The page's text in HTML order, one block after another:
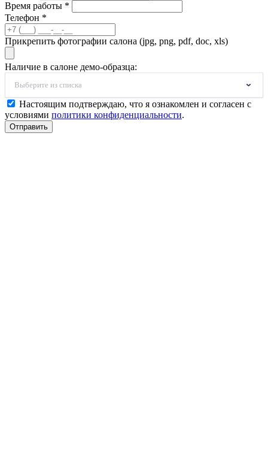
Время работы *
Телефон *
Прикрепить фотографии салона (jpg, png, pdf, doc, xls)
Наличие в салоне демо-образца:
Выберите из списка
Настоящим подтверждаю, что я ознакомлен и согласен с
условиями политики конфиденциальности.
Отправить